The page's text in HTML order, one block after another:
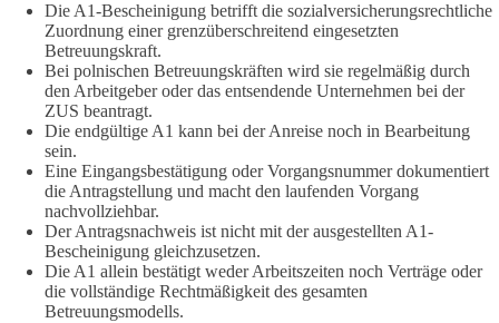
Die A1-Bescheinigung betrifft die sozialversicherungsrechtliche
Zuordnung einer grenzüberschreitend eingesetzten
Betreuungskraft.
Bei polnischen Betreuungskräften wird sie regelmäßig durch
den Arbeitgeber oder das entsendende Unternehmen bei der
ZUS beantragt.
Die endgültige A1 kann bei der Anreise noch in Bearbeitung
sein.
Eine Eingangsbestätigung oder Vorgangsnummer dokumentiert
die Antragstellung und macht den laufenden Vorgang
nachvollziehbar.
Der Antragsnachweis ist nicht mit der ausgestellten A1-
Bescheinigung gleichzusetzen.
Die A1 allein bestätigt weder Arbeitszeiten noch Verträge oder
die vollständige Rechtmäßigkeit des gesamten
Betreuungsmodells.